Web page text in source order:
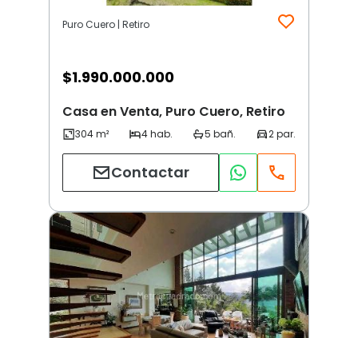
Puro Cuero | Retiro
$1.990.000.000
Casa en Venta, Puro Cuero, Retiro
Contactar